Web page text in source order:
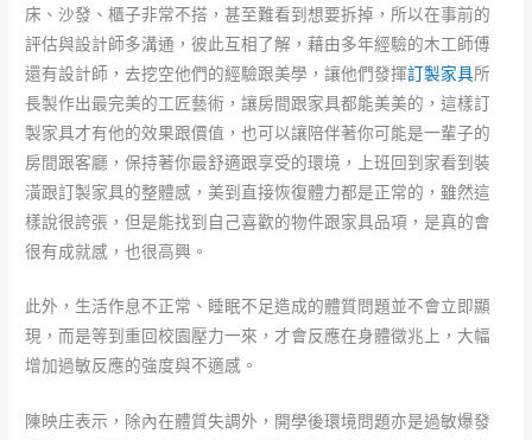
床、沙發、櫃子非常不搭，甚至難看到想要拆掉，所以在事前的
評估與設計師多溝通，彼此互相了解，藉由多年經驗的木工師傅
還有設計師，去挖空他們的經驗跟美學，讓他們發揮訂製家具所
長製作出最完美的工匠藝術，讓房間跟家具都能美美的，這樣訂
製家具才有他的效果跟價值，也可以讓陪伴著你可能是一輩子的
房間跟客廳，保持著你最舒適跟享受的環境，上班回到家看到裝
潢跟訂製家具的整體感，美到直接恢復體力都是正常的，雖然這
樣說很誇張，但是能找到自己喜歡的物件跟家具品項，是真的會
很有成就感，也很高興。
此外，生活作息不正常、睡眠不足造成的體質問題並不會立即顯
現，而是等到重回校園壓力一來，才會反應在身體徵兆上，大幅
增加過敏反應的強度與不適感。
陳映庄表示，除內在體質失調外，開學後環境問題亦是過敏爆發